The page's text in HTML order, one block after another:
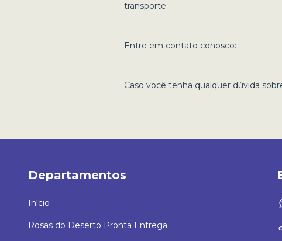
transporte.
Entre em contato conosco:
Caso você tenha qualquer dúvida
Departamentos
Início
Rosas do Deserto Pronta Entrega